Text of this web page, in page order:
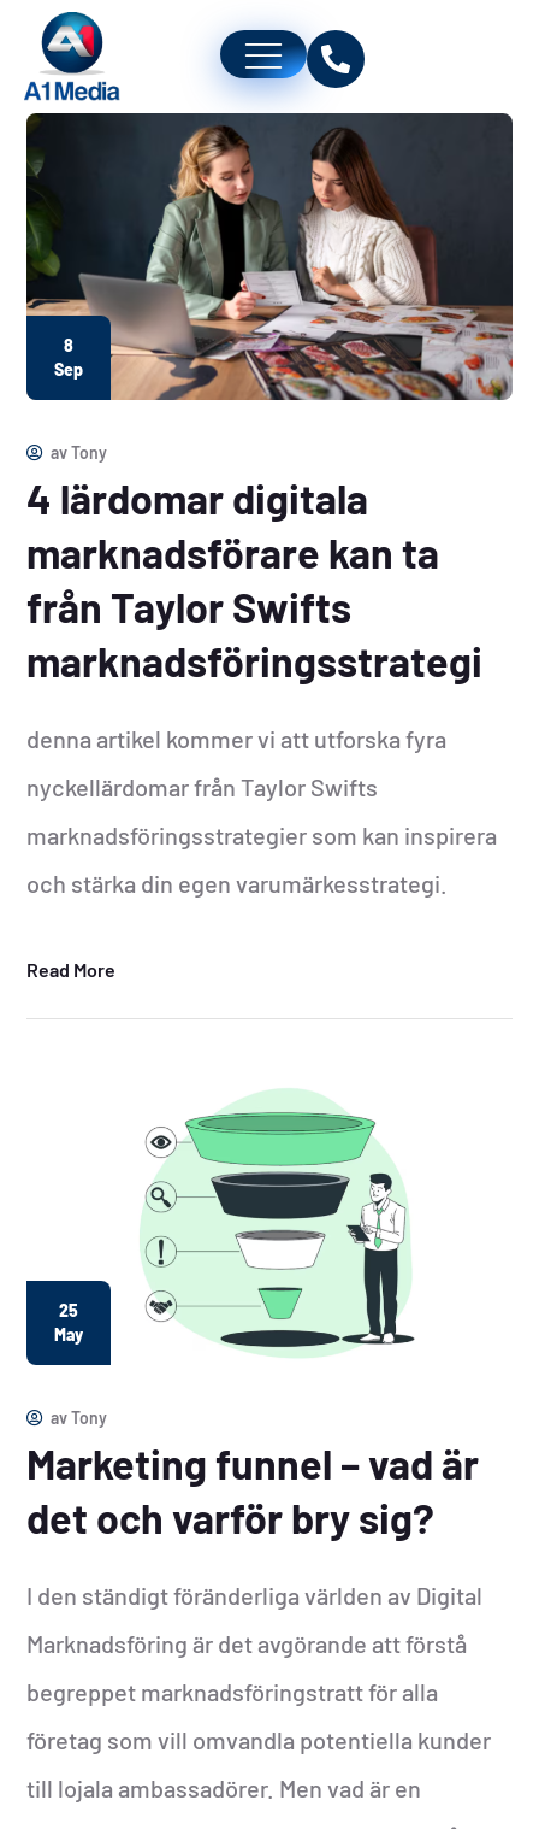
8
Sep
avTony
4 lärdomar digitala
marknadsförare kan ta
från Taylor Swifts
marknadsföringsstrategi
denna artikel kommer vi att utforska fyra
nyckellärdomar från Taylor Swifts
marknadsföringsstrategier som kan inspirera
och stärka din egen varumärkesstrategi.
Read More
25
May
avTony
Marketing funnel – vad är
det och varför bry sig?
I den ständigt föränderliga världen av Digital
Marknadsföring är det avgörande att förstå
begreppet marknadsföringstratt för alla
företag som vill omvandla potentiella kunder
till lojala ambassadörer. Men vad är en